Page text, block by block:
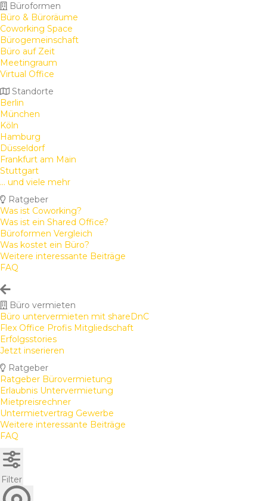
Büroformen
Büro & Büroräume
Coworking Space
Bürogemeinschaft
Büro auf Zeit
Meetingraum
Virtual Office
Standorte
Berlin
München
Köln
Hamburg
Düsseldorf
Frankfurt am Main
Stuttgart
... und viele mehr
Ratgeber
Was ist Coworking?
Was ist ein Shared Office?
Büroformen Vergleich
Was kostet ein Büro?
Weitere interessante Beiträge
FAQ
Büro vermieten
Büro untervermieten mit shareDnC
Flex Office Profis Mitgliedschaft
Erfolgsstories
Jetzt inserieren
Ratgeber
Ratgeber Bürovermietung
Erlaubnis Untervermietung
Mietpreisrechner
Untermietvertrag Gewerbe
Weitere interessante Beiträge
FAQ
Filter